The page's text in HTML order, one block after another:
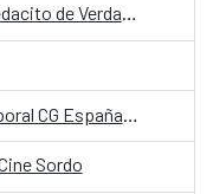
Apertura de proceso: 2 años de Pedacito de Verdad y Lanzamiento de TAPzine de laboratorios pop de conversación.
Sordo